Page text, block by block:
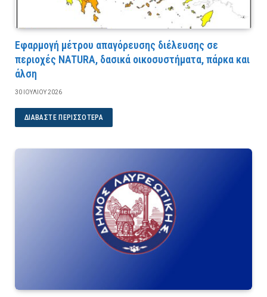
Εφαρμογή μέτρου απαγόρευσης διέλευσης σε
περιοχές NATURA, δασικά οικοσυστήματα, πάρκα και
άλση
30 ΙΟΥΛΊΟΥ 2026
ΔΙΑΒΆΣΤΕ ΠΕΡΙΣΣΌΤΕΡΑ